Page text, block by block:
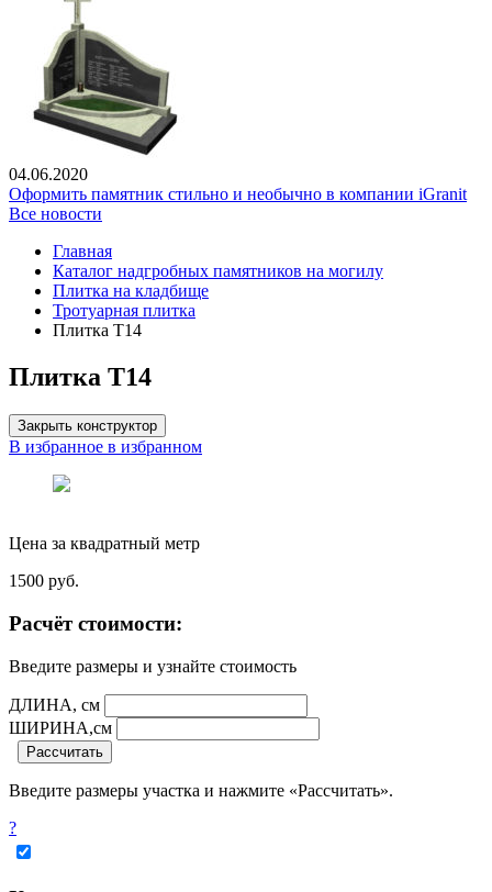
04.06.2020
Оформить памятник стильно и необычно в компании iGranit
Все новости
Главная
Каталог надгробных памятников на могилу
Плитка на кладбище
Тротуарная плитка
Плитка Т14
Плитка Т14
Закрыть конструктор
В избранное в избранном
Цена за квадратный метр
1500 руб.
Расчёт стоимости:
Введите размеры и узнайте стоимость
ДЛИНА, см
ШИРИНА,см
Рассчитать
Введите размеры участка и нажмите «Рассчитать».
?